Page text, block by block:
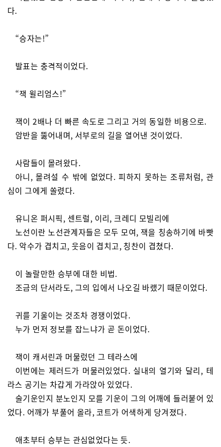
다.
“승자는!”
발표는 충격적이었다.
“잭 윌리엄스!”
잭이 2배나 더 빠른 속도로 그리고 거의 동일한 비용으로.
암반을 뚫어내며, 서부로의 길을 열어낸 것이었다.
사람들이 몰려왔다.
아니, 몰려설 수 밖에 없었다. 피하지 못하는 조류처럼, 관
심이 그에게 쏠렸다.
유니온 퍼시픽, 센트럴, 이리, 크레디 모빌리에
노선이란 노선관계자들은 모두 모여, 잭을 칭송하기에 바빳
다. 악수가 겹치고, 웃음이 겹치고, 칭찬이 겹쳤다.
이 놀랄만한 승부에 대한 비법.
조금의 단서라도, 그의 입에서 나오길 바랬기 때문이었다.
귀를 기울이는 것조차 경쟁이었다.
누가 먼저 정보를 잡느냐가 곧 돈이었다.
잭이 캐서린과 머물렀던 그 테라스에
이번에는 제러드가 머물러있었다. 실내의 열기와 달리, 테
라스 공기는 차갑게 가라앉아 있었다.
술기운인지 분노인지 모를 기운이 그의 어깨에 들러붙어 있
었다. 어깨가 부풀어 올라, 코트가 어색하게 당겨졌다.
애초부터 승부는 관심없었다는 듯.